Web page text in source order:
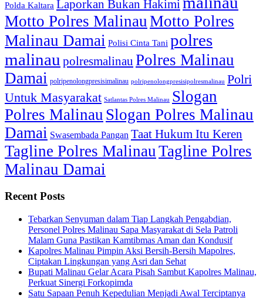
Polda Kaltara Laporkan Bukan Hakimi
Motto Polres MalinauMotto Polres
Malinau Damai Polisi Cinta Tani polres
malinau polresmalinau Polres Malinau
Damai polripenolongpresisimalinau polripenolongpresisipolresmalinau Polri
Untuk Masyarakat Satlantas Polres Malinau Slogan
Polres Malinau Slogan Polres Malinau
Damai Swasembada Pangan Taat Hukum Itu Keren
Tagline Polres MalinauTagline Polres
Malinau Damai
Recent Posts
Tebarkan Senyuman dalam Tiap Langkah Pengabdian,
Personel Polres Malinau Sapa Masyarakat di Sela Patroli
Malam Guna Pastikan Kamtibmas Aman dan Kondusif
Kapolres Malinau Pimpin Aksi Bersih-Bersih Mapolres,
Ciptakan Lingkungan yang Asri dan Sehat
Bupati Malinau Gelar Acara Pisah Sambut Kapolres Malinau,
Perkuat Sinergi Forkopimda
Satu Sapaan Penuh Kepedulian Menjadi Awal Terciptanya